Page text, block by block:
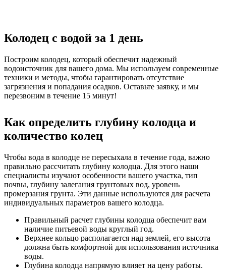
Колодец с водой за 1 день
Построим колодец, который обеспечит надежный
водоисточник для вашего дома. Мы используем современные
техники и методы, чтобы гарантировать отсутствие
загрязнения и попадания осадков. Оставьте заявку, и мы
перезвоним в течение 15 минут!
Как определить глубину колодца и
количество колец
Чтобы вода в колодце не пересыхала в течение года, важно
правильно рассчитать глубину колодца. Для этого наши
специалисты изучают особенности вашего участка, тип
почвы, глубину залегания грунтовых вод, уровень
промерзания грунта. Эти данные используются для расчета
индивидуальных параметров вашего колодца.
Правильный расчет глубины колодца обеспечит вам
наличие питьевой воды круглый год.
Верхнее кольцо располагается над землей, его высота
должна быть комфортной для использования источника
воды.
Глубина колодца напрямую влияет на цену работы.